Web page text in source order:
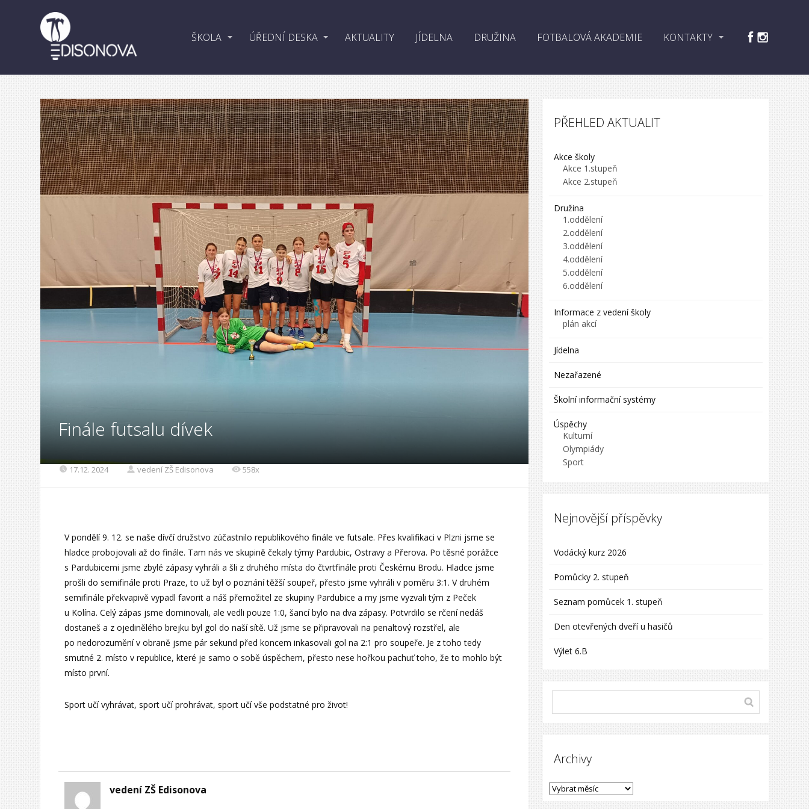
ŠKOLA ÚŘEDNÍ DESKA AKTUALITY JÍDELNA DRUŽINA FOTBALOVÁ AKADEMIE KONTAKTY
Finále futsalu dívek
17.12. 2024 vedení ZŠ Edisonova 558x
V pondělí 9. 12. se naše dívčí družstvo zúčastnilo republikového finále ve futsale. Přes kvalifikaci v Plzni jsme se
hladce probojovali až do finále. Tam nás ve skupině čekaly týmy Pardubic, Ostravy a Přerova. Po těsné porážce
s Pardubicemi jsme zbylé zápasy vyhráli a šli z druhého místa do čtvrtfinále proti Českému Brodu. Hladce jsme
prošli do semifinále proti Praze, to už byl o poznání těžší soupeř, přesto jsme vyhráli v poměru 3:1. V druhém
semifinále překvapivě vypadl favorit a náš přemožitel ze skupiny Pardubice a my jsme vyzvali tým z Peček
u Kolína. Celý zápas jsme dominovali, ale vedli pouze 1:0, šancí bylo na dva zápasy. Potvrdilo se rčení nedáš
dostaneš a z ojedinělého brejku byl gol do naší sítě. Už jsme se připravovali na penaltový rozstřel, ale
po nedorozumění v obraně jsme pár sekund před koncem inkasovali gol na 2:1 pro soupeře. Je z toho tedy
smutné 2. místo v republice, které je samo o sobě úspěchem, přesto nese hořkou pachuť toho, že to mohlo být
místo první.
Sport učí vyhrávat, sport učí prohrávat, sport učí vše podstatné pro život!
vedení ZŠ Edisonova
PŘEHLED AKTUALIT
Akce školy
Akce 1.stupeň
Akce 2.stupeň
Družina
1.oddělení
2.oddělení
3.oddělení
4.oddělení
5.oddělení
6.oddělení
Informace z vedení školy
plán akcí
Jídelna
Nezařazené
Školní informační systémy
Úspěchy
Kulturní
Olympiády
Sport
Nejnovější příspěvky
Vodácký kurz 2026
Pomůcky 2. stupeň
Seznam pomůcek 1. stupeň
Den otevřených dveří u hasičů
Výlet 6.B
Archivy